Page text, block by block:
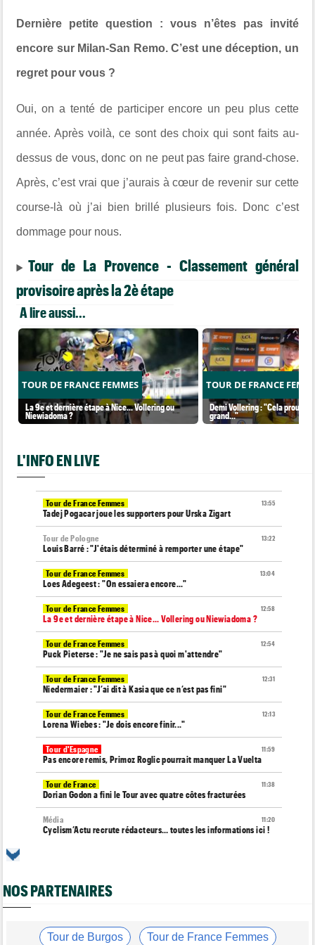
Dernière petite question : vous n’êtes pas invité
encore sur Milan-San Remo. C’est une déception, un
regret pour vous ?
Oui, on a tenté de participer encore un peu plus cette
année. Après voilà, ce sont des choix qui sont faits au-
dessus de vous, donc on ne peut pas faire grand-chose.
Après, c’est vrai que j’aurais à cœur de revenir sur cette
course-là où j’ai bien brillé plusieurs fois. Donc c’est
dommage pour nous.
Tour de La Provence - Classement général
provisoire après la 2è étape
A lire aussi...
TOUR DE FRANCE FEMMES
La 9e et dernière étape à Nice... Vollering ou
Niewiadoma ?
TOUR DE FRANCE
Demi Vollering : "Cela prouve
grand..."
L'INFO EN LIVE
13:55
Tour de France Femmes
Tadej Pogacar joue les supporters pour Urska Zigart
13:22
Tour de Pologne
Louis Barré : "J'étais déterminé à remporter une étape"
13:04
Tour de France Femmes
Loes Adegeest : "On essaiera encore..."
12:58
Tour de France Femmes
La 9e et dernière étape à Nice... Vollering ou Niewiadoma ?
12:54
Tour de France Femmes
Puck Pieterse : "Je ne sais pas à quoi m'attendre"
12:31
Tour de France Femmes
Niedermaier : "J’ai dit à Kasia que ce n’est pas fini"
12:13
Tour de France Femmes
Lorena Wiebes : "Je dois encore finir..."
11:59
Tour d'Espagne
Pas encore remis, Primoz Roglic pourrait manquer La Vuelta
11:38
Tour de France
Dorian Godon a fini le Tour avec quatre côtes fracturées
11:20
Média
Cyclism’Actu recrute rédacteurs… toutes les informations ici !
Média
L'abonnement à Cyclism'Actu sans pub ni pop up : 9,99€ pour 1
10:19
Tour de France Femmes
NOS PARTENAIRES
Tour de Burgos Tour de France Femmes